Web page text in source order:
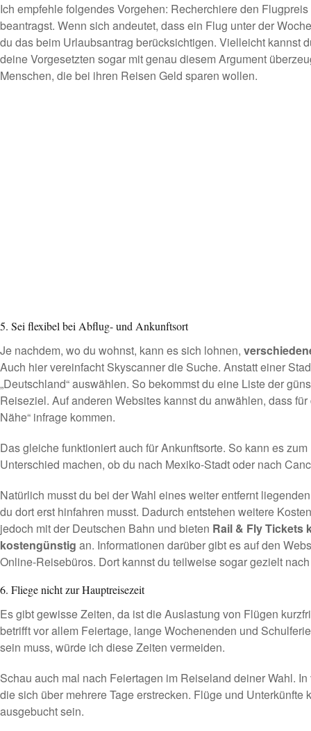
Ich empfehle folgendes Vorgehen: Recherchiere den
beantragst. Wenn sich andeutet, dass ein Flug unter der
du das beim Urlaubsantrag berücksichtigen. Vielleicht kannst
deine Vorgesetzten sogar mit genau diesem Argument
Menschen, die bei ihren Reisen Geld sparen wollen.
5. Sei flexibel bei Abflug- und Ankunftsort
Je nachdem, wo du wohnst, kann es sich lohnen,
Auch hier vereinfacht Skyscannerdie Suche. Anstatt einer
„Deutschland“ auswählen. So bekommst du eine Liste der
Reiseziel. Auf anderen Websites kannst du anwählen, dass
Nähe“ infrage kommen.
Das gleiche funktioniert auch für Ankunftsorte. So kann es
Unterschied machen, ob du nach Mexiko-Stadt oder nach
Natürlich musst du bei der Wahl eines weiter entfernt
du dort erst hinfahren musst. Dadurch entstehen weitere
jedoch mit der Deutschen Bahn und bieten Rail & Fly Tickets
kostengünstig an. Informationen darüber gibt es auf den
Online-Reisebüros. Dort kannst du teilweise sogar gezielt
6. Fliege nicht zur Hauptreisezeit
Es gibt gewisse Zeiten, da ist die Auslastung von Flügen
betrifft vor allem Feiertage, lange Wochenenden und
sein muss, würde ich diese Zeiten vermeiden.
Schau auch mal nach Feiertagen im Reiseland deiner Wahl.
die sich über mehrere Tage erstrecken. Flüge und Unterkünfte
ausgebucht sein.